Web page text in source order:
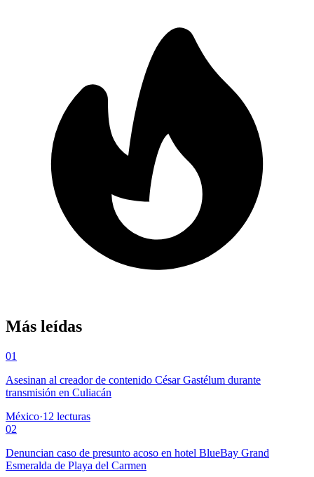
Más leídas
01
Asesinan al creador de contenido César Gastélum durante
transmisión en Culiacán
México·12 lecturas
02
Denuncian caso de presunto acoso en hotel BlueBay Grand
Esmeralda de Playa del Carmen